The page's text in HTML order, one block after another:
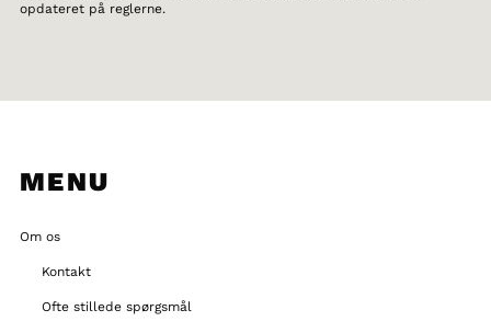
MENU
Om os
Kontakt
Ofte stillede spørgsmål
opdateret på reglerne.